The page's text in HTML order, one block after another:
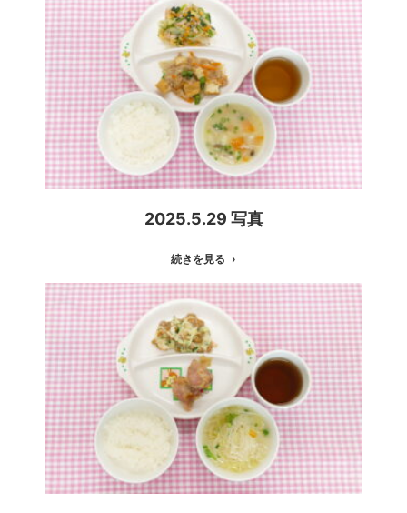
2025.5.29 写真
続きを見る